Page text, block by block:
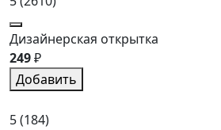
Дизайнерская открытка
249₽
Добавить
5(184)